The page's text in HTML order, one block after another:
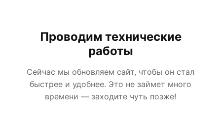
Проводим технические
работы
Сейчас мы обновляем сайт, чтобы он стал
быстрее и удобнее. Это не займет много
времени — заходите чуть позже!